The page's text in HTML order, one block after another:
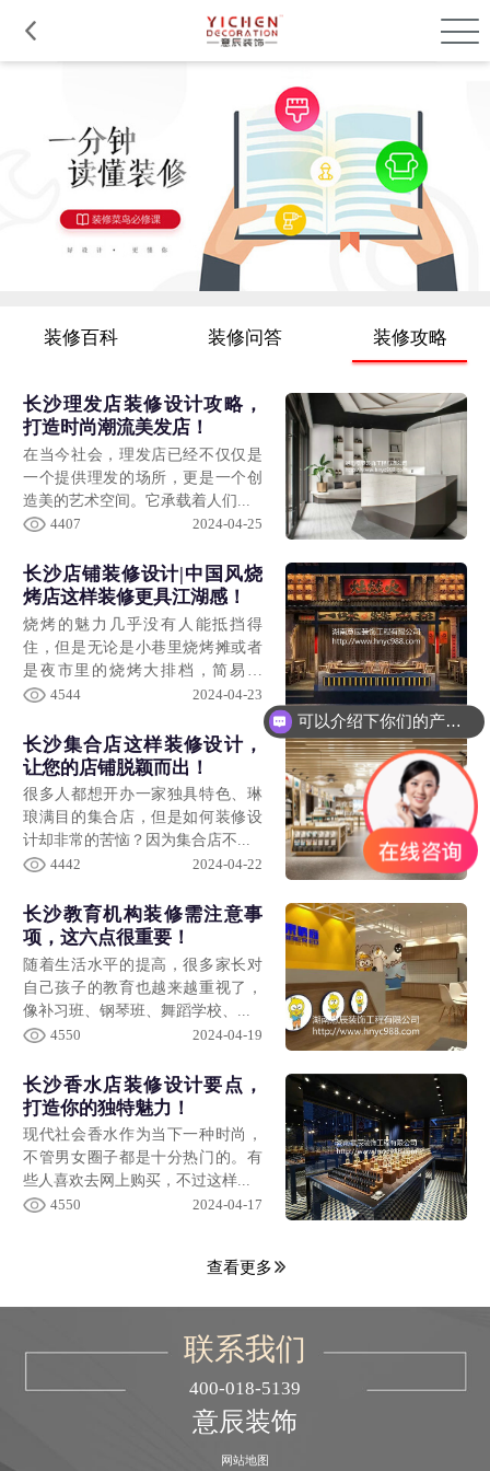
装修百科 装修问答 装修攻略
长沙理发店装修设计攻略，
打造时尚潮流美发店！
在当今社会，理发店已经不仅仅是
一个提供理发的场所，更是一个创
造美的艺术空间。它承载着人们...
4407 2024-04-25
长沙店铺装修设计|中国风烧
烤店这样装修更具江湖感！
烧烤的魅力几乎没有人能抵挡得
住，但是无论是小巷里烧烤摊或者
是夜市里的烧烤大排档，简易的
桌...4544 2024-04-23
长沙集合店这样装修设计，
让您的店铺脱颖而出！
很多人都想开办一家独具特色、琳
琅满目的集合店，但是如何装修设
计却非常的苦恼？因为集合店不...
4442 2024-04-22
长沙教育机构装修需注意事
项，这六点很重要！
随着生活水平的提高，很多家长对
自己孩子的教育也越来越重视了，
像补习班、钢琴班、舞蹈学校、...
4550 2024-04-19
长沙香水店装修设计要点，
打造你的独特魅力！
现代社会香水作为当下一种时尚，
不管男女圈子都是十分热门的。有
些人喜欢去网上购买，不过这样...
4550 2024-04-17
查看更多
联系我们
400-018-5139
意辰装饰
网站地图
可以介绍下你们的产品么？
你们是怎么收费的呢？